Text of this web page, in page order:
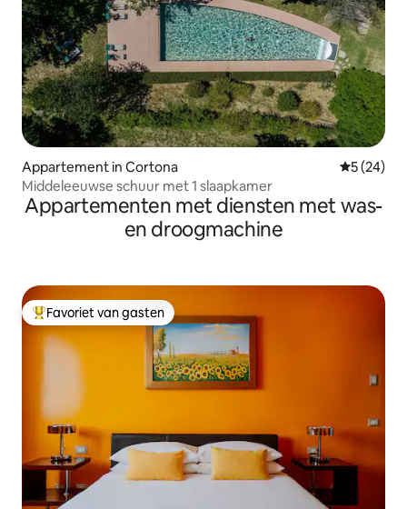
Appartement in Cortona
5 (24)
Middeleeuwse schuur met 1 slaapkamer
Appartementen met diensten met was-
en droogmachine
Topfavoriet van gasten
Favoriet van gasten